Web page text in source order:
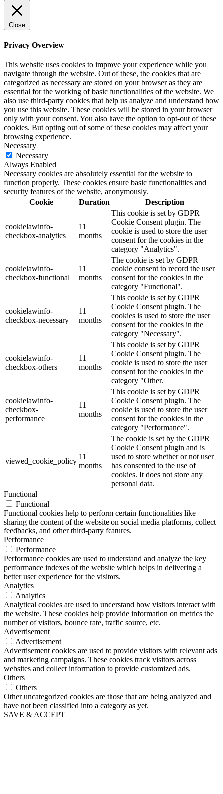
Close
Privacy Overview
This website uses cookies to improve your experience while you
navigate through the website. Out of these, the cookies that are
categorized as necessary are stored on your browser as they are
essential for the working of basic functionalities of the website. We
also use third-party cookies that help us analyze and understand how
you use this website. These cookies will be stored in your browser
only with your consent. You also have the option to opt-out of these
cookies. But opting out of some of these cookies may affect your
browsing experience.
Necessary
Necessary
Always Enabled
Necessary cookies are absolutely essential for the website to
function properly. These cookies ensure basic functionalities and
security features of the website, anonymously.
Cookie
Duration Description
cookielawinfo-
checkbox-analytics
11
months
This cookie is set by GDPR
Cookie Consent plugin. The
cookie is used to store the user
consent for the cookies in the
category "Analytics".
cookielawinfo-
checkbox-functional
11
months
The cookie is set by GDPR
cookie consent to record the user
consent for the cookies in the
category "Functional".
cookielawinfo-
checkbox-necessary
11
months
This cookie is set by GDPR
Cookie Consent plugin. The
cookies is used to store the user
consent for the cookies in the
category "Necessary".
cookielawinfo-
checkbox-others
11
months
This cookie is set by GDPR
Cookie Consent plugin. The
cookie is used to store the user
consent for the cookies in the
category "Other.
cookielawinfo-
checkbox-
performance
11
months
This cookie is set by GDPR
Cookie Consent plugin. The
cookie is used to store the user
consent for the cookies in the
category "Performance".
viewed_cookie_policy
11
months
The cookie is set by the GDPR
Cookie Consent plugin and is
used to store whether or not user
has consented to the use of
cookies. It does not store any
personal data.
Functional
Functional
Functional cookies help to perform certain functionalities like
sharing the content of the website on social media platforms, collect
feedbacks, and other third-party features.
Performance
Performance
Performance cookies are used to understand and analyze the key
performance indexes of the website which helps in delivering a
better user experience for the visitors.
Analytics
Analytics
Analytical cookies are used to understand how visitors interact with
the website. These cookies help provide information on metrics the
number of visitors, bounce rate, traffic source, etc.
Advertisement
Advertisement
Advertisement cookies are used to provide visitors with relevant ads
and marketing campaigns. These cookies track visitors across
websites and collect information to provide customized ads.
Others
Others
Other uncategorized cookies are those that are being analyzed and
have not been classified into a category as yet.
SAVE & ACCEPT